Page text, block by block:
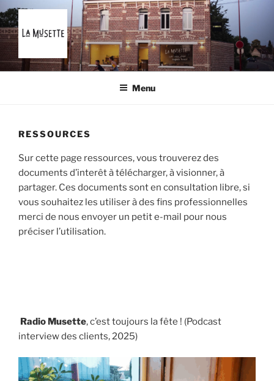
Aller
au
contenu
principal
LA MUSETTE
A la bonne franquette !
Menu
RESSOURCES
Sur cette page ressources, vous trouverez des
documents d’interêt à télécharger, à visionner, à
partager. Ces documents sont en consultation libre, si
vous souhaitez les utiliser à des fins professionnelles
merci de nous envoyer un petit e-mail pour nous
préciser l’utilisation.
Radio Musette, c’est toujours la fête ! (Podcast
interview des clients, 2025)